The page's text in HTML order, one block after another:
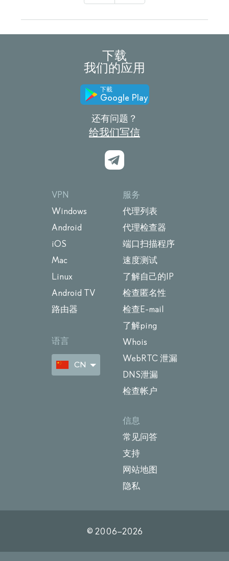
下载
我们的应用
下載
Google Play
还有问题？
给我们写信
VPN
Windows
Android
iOS
Mac
Linux
Android TV
路由器
语言
CN
服务
代理列表
代理检查器
端口扫描程序
速度测试
了解自己的IP
检查匿名性
检查E-mail
了解ping
Whois
WebRTC 泄漏
DNS泄漏
检查帐户
信息
常见问答
支持
网站地图
隐私
© 2006–2026